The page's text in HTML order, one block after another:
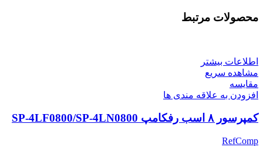
محصولات مرتبط
اطلاعات بیشتر
مشاهده سریع
مقایسه
افزودن به علاقه مندی ها
کمپرسور ۸ اسب رفکامپ SP-4LF0800/SP-4LN0800
RefComp